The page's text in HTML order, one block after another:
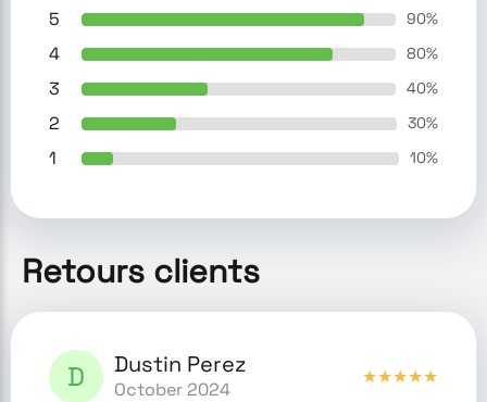
5 90%
4 80%
3 40%
2 30%
1 10%
Retours clients
D Dustin Perez
October 2024
★★★★★